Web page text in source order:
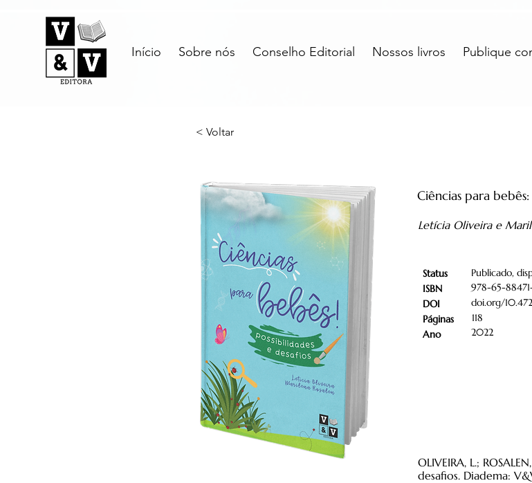
Início Sobre nós Conselho Editorial Nossos livros Publique
< Voltar
Ciências para
Letícia Oliveira e
Status
ISBN
DOI
Páginas
Ano
Publicado,
978-65-
doi.org/
118
2022
OLIVEIRA, L.;
desafios. Diadema: